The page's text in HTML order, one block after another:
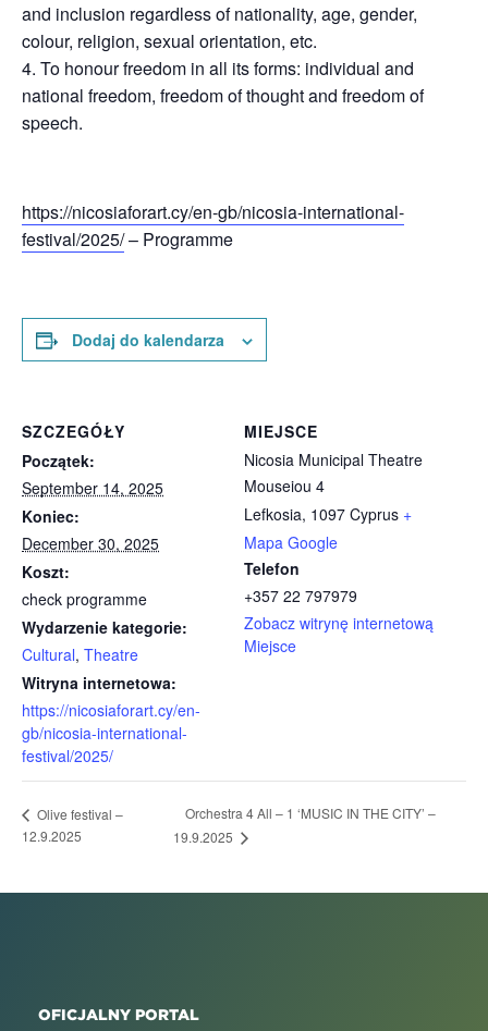
and inclusion regardless of nationality, age, gender,
colour, religion, sexual orientation, etc.
4. To honour freedom in all its forms: individual and
national freedom, freedom of thought and freedom of
speech.
https://nicosiaforart.cy/en-gb/nicosia-international-
festival/2025/– Programme
Dodaj do kalendarza
SZCZEGÓŁY
Początek:
September 14, 2025
Koniec:
December 30, 2025
Koszt:
check programme
Wydarzenie kategorie:
Cultural, Theatre
Witryna internetowa:
https://nicosiaforart.cy/en-
gb/nicosia-international-
festival/2025/
MIEJSCE
Nicosia Municipal Theatre
Mouseiou 4
Lefkosia, 1097 Cyprus +
Mapa Google
Telefon
+357 22 797979
Zobacz witrynę internetową
Miejsce
Olive festival –
12.9.2025
Orchestra 4 All – 1 ‘MUSIC IN THE CITY’ –
19.9.2025
OFICJALNY PORTAL